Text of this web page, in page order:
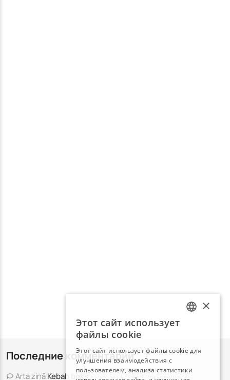
Последние комментарии
ArtaziņāKebab boks
×
Этот сайт использует
файлы cookie
Этот сайт использует файлы cookie для
улучшения взаимодействия с
пользователем, анализа статистики